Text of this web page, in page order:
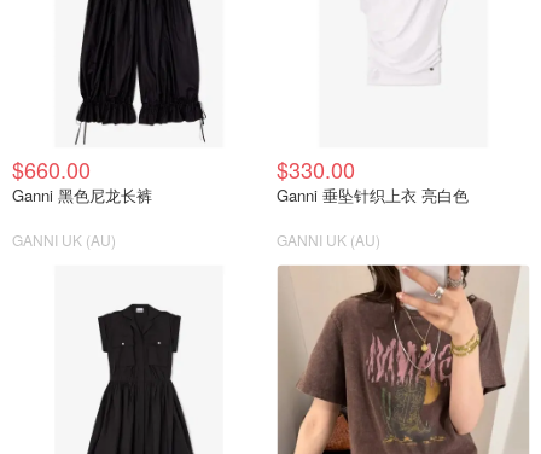
$660.00
Ganni 黑色尼龙长裤
GANNI UK (AU)
$330.00
Ganni 垂坠针织上衣 亮白色
GANNI UK (AU)